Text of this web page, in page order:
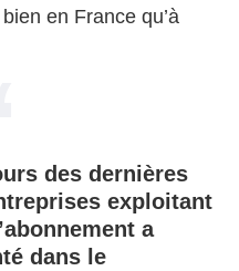
en France qu’à
des dernières
exploitant
a
dans le